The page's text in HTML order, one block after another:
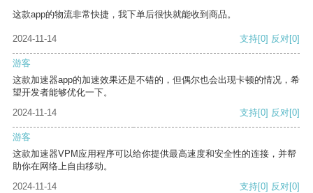
这款app的物流非常快捷，我下单后很快就能收到商品。
2024-11-14 支持[0] 反对[0]
游客
这款加速器app的加速效果还是不错的，但偶尔也会出现卡顿的情况，希
望开发者能够优化一下。
2024-11-14
支持[0] 反对[0]
游客
这款加速器VPM应用程序可以给你提供最高速度和安全性的连接，并帮
助你在网络上自由移动。
2024-11-14
支持[0] 反对[0]